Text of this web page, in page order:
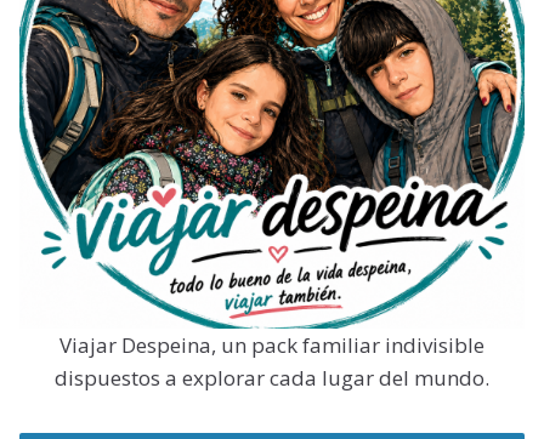
Viajar Despeina, un pack familiar indivisible
dispuestos a explorar cada lugar del mundo.